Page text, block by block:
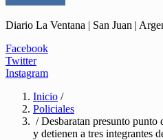
Diario La Ventana | San Juan |
Facebook
Twitter
Instagram
Inicio /
Policiales
/ Desbaratan presunto punto
y detienen a tres integrantes